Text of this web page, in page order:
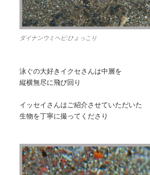
ダイナンウミヘビ:ひょっこり
泳ぐの大好きイクセさんは中層を
縦横無尽に飛び回り
イッセイさんはご紹介させていただいた
生物を丁寧に撮ってくださり